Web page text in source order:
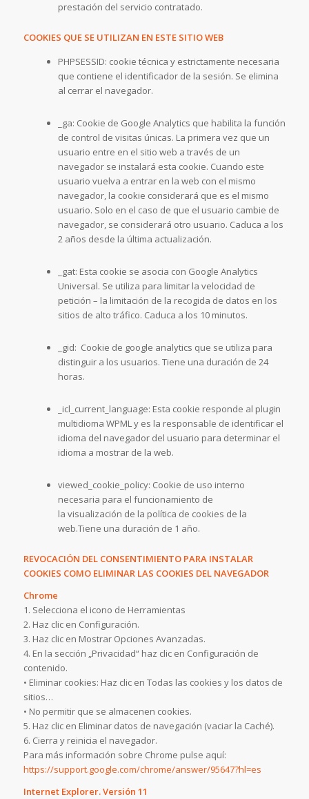
prestación del servicio contratado.
COOKIES QUE SE UTILIZAN EN ESTE SITIO WEB
PHPSESSID: cookie técnica y estrictamente necesaria
que contiene el identificador de la sesión. Se elimina
al cerrar el navegador.
_ga: Cookie de Google Analytics que habilita la función
de control de visitas únicas. La primera vez que un
usuario entre en el sitio web a través de un
navegador se instalará esta cookie. Cuando este
usuario vuelva a entrar en la web con el mismo
navegador, la cookie considerará que es el mismo
usuario. Solo en el caso de que el usuario cambie de
navegador, se considerará otro usuario. Caduca a los
2 años desde la última actualización.
_gat: Esta cookie se asocia con Google Analytics
Universal. Se utiliza para limitar la velocidad de
petición – la limitación de la recogida de datos en los
sitios de alto tráfico. Caduca a los 10 minutos.
_gid: Cookie de google analytics que se utiliza para
distinguir a los usuarios. Tiene una duración de 24
horas.
_icl_current_language: Esta cookie responde al plugin
multidioma WPML y es la responsable de identificar el
idioma del navegador del usuario para determinar el
idioma a mostrar de la web.
viewed_cookie_policy: Cookie de uso interno
necesaria para el funcionamiento de
la visualización de la política de cookies de la
web.Tiene una duración de 1 año.
REVOCACIÓN DEL CONSENTIMIENTO PARA INSTALAR
COOKIES COMO ELIMINAR LAS COOKIES DEL NAVEGADOR
Chrome
1. Selecciona el icono de Herramientas
2. Haz clic en Configuración.
3. Haz clic en Mostrar Opciones Avanzadas.
4. En la sección „Privacidad“ haz clic en Configuración de
contenido.
• Eliminar cookies: Haz clic en Todas las cookies y los datos de
sitios…
• No permitir que se almacenen cookies.
5. Haz clic en Eliminar datos de navegación (vaciar la Caché).
6. Cierra y reinicia el navegador.
Para más información sobre Chrome pulse aquí:
https://support.google.com/chrome/answer/95647?hl=es
Internet Explorer. Versión 11